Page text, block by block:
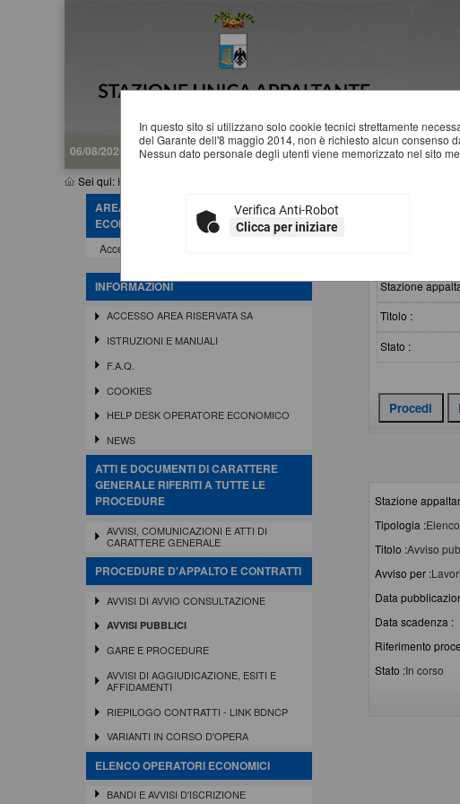
06/08/2026 20:49
Sei qui: Home
In questo sito si utilizzano solo cookie tecnici strettamente
del Garante dell'8 maggio 2014, non è richiesto alcun consenso
Nessun dato personale degli utenti viene memorizzato nel sito
Verifica Anti-Robot
Clicca per iniziare
AREA RISERVATA OPERATORE
ECONOMICO
Accedi - Registrati
INFORMAZIONI
ACCESSO AREA RISERVATA SA
ISTRUZIONI E MANUALI
F.A.Q.
COOKIES
HELP DESK OPERATORE ECONOMICO
NEWS
ATTI E DOCUMENTI DI CARATTERE
GENERALE RIFERITI A TUTTE LE
PROCEDURE
AVVISI, COMUNICAZIONI E ATTI DI
CARATTERE GENERALE
PROCEDURE D'APPALTO E CONTRATTI
AVVISI DI AVVIO CONSULTAZIONE
AVVISI PUBBLICI
GARE E PROCEDURE
AVVISI DI AGGIUDICAZIONE, ESITI E
AFFIDAMENTI
RIEPILOGO CONTRATTI - LINK BDNCP
VARIANTI IN CORSO D'OPERA
ELENCO OPERATORI ECONOMICI
BANDI E AVVISI D'ISCRIZIONE
Stazione
Titolo :
Stato :
Stazione
Tipologia :
Titolo :Avviso
Avviso per :
Data
Data scadenza :
Riferimento
Stato :In corso